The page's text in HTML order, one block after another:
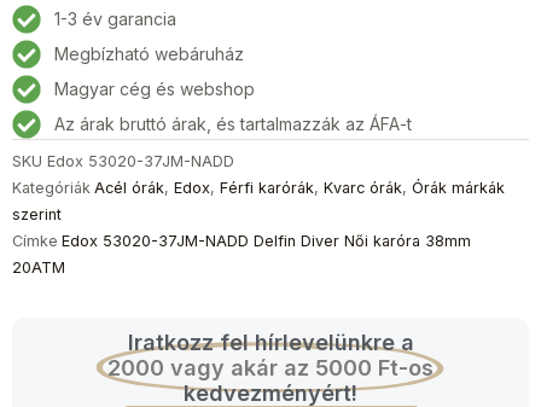
Női
karóra
38mm
20ATM
mennyiség
1-3 év garancia
Megbízható webáruház
Magyar cég és webshop
Az árak bruttó árak, és tartalmazzák az ÁFA-t
SKU Edox 53020-37JM-NADD
Kategóriák Acél órák, Edox, Férfi karórák, Kvarc órák, Órák márkák
szerint
Címke Edox 53020-37JM-NADD Delfin Diver Női karóra 38mm
20ATM
Iratkozz fel hírlevelünkre a
2000 vagy akár az 5000 Ft-os
kedvezményért!